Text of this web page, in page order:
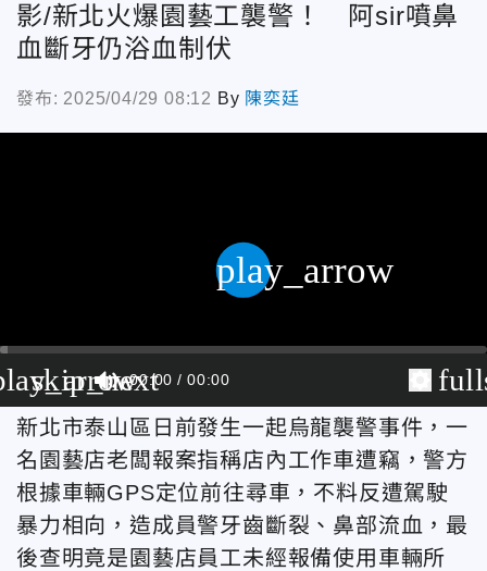
影/新北火爆園藝工襲警！ 阿sir噴鼻
血斷牙仍浴血制伏
發布: 2025/04/29 08:12 By 陳奕廷
skip_next
00:00 00:00
play_arrow
新北市泰山區日前發生一起烏龍襲警事件，一
名園藝店老闆報案指稱店內工作車遭竊，警方
根據車輛GPS定位前往尋車，不料反遭駕駛
暴力相向，造成員警牙齒斷裂、鼻部流血，最
後查明竟是園藝店員工未經報備使用車輛所